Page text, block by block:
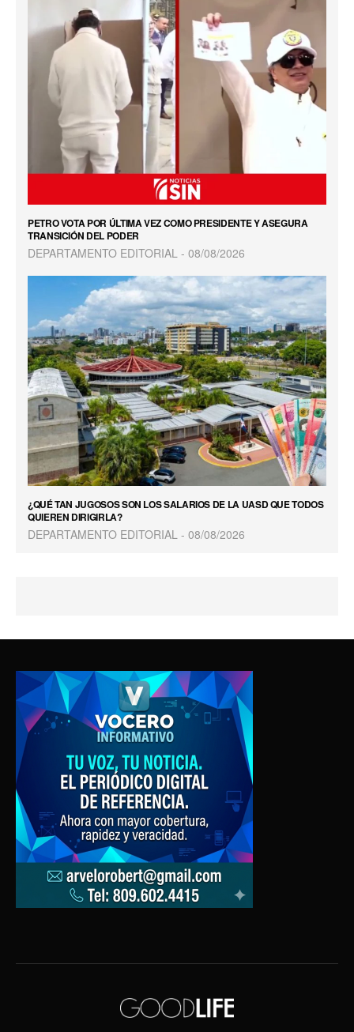
PETRO VOTA POR ÚLTIMA VEZ COMO PRESIDENTE Y ASEGURA
TRANSICIÓN DEL PODER
DEPARTAMENTO EDITORIAL 08/08/2026
¿QUÉ TAN JUGOSOS SON LOS SALARIOS DE LA UASD QUE TODOS
QUIEREN DIRIGIRLA?
DEPARTAMENTO EDITORIAL 08/08/2026